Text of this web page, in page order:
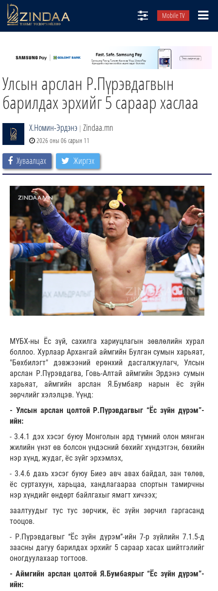
Mobile TV
ТВ8
ӨГЛӨӨНИЙ СОНИН
ЗИНДАА СЭТГҮҮЛ
Улсын арслан Р.Пүрэвдагвын
барилдах эрхийг 5 сараар хаслаа
Х.Номин-Эрдэнэ | Zindaa.mn
2026 оны 06 сарын 11
Хуваалцах Жиргэх
МҮБХ-ны Ёс зүй, сахилга хариуцлагын зөвлөлийн хурал
боллоо. Хурлаар Архангай аймгийн Булган сумын харьяат,
"Бөхбилэгт" дэвжээний ерөнхий дасгалжуулагч, Улсын
арслан Р.Пүрэвдагва, Говь-Алтай аймгийн Эрдэнэ сумын
харьяат, аймгийн арслан Я.Бумбаяр нарын ёс зүйн
зөрчлийг хэлэлцэв. Үүнд:
- Улсын арслан цолтой Р.Пүрэвдагвыг “Ёс зүйн дүрэм”-
ийн:
- 3.4.1 дэх хэсэг буюу Монголын ард түмний олон мянган
жилийн үнэт өв болсон үндэсний бөхийг хүндэтгэн, бөхийн
нэр хүнд, жудаг, ёс зүйг эрхэмлэх,
- 3.4.6 дахь хэсэг буюу Биеэ авч авах байдал, зан төлөв,
ёс суртахуун, харьцаа, хандлагаараа спортын тамирчны
нэр хүндийг өндөрт байлгахыг ямагт хичээх;
заалтуудыг тус тус зөрчиж, ёс зүйн зөрчил гаргасанд
тооцов.
- Р.Пүрэвдагвыг “Ёс зүйн дүрэм”-ийн 7-р зүйлийн 7.1.5-д
заасны дагуу барилдах эрхийг 5 сараар хасах шийтгэлийг
оногдуулахаар тогтоов.
- Аймгийн арслан цолтой Я.Бумбаярыг “Ёс зүйн дүрэм”-
ийн: